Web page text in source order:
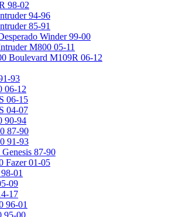
98-02
94-96
85-91
Winder 99-00
M800 05-11
Boulevard M109R 06-12
93
06-12
06-15
04-07
90-94
87-90
91-93
87-90
Fazer 01-05
01
09
17
96-01